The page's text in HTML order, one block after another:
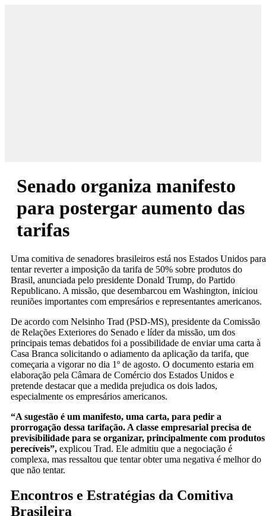
Senado organiza manifesto
para postergar aumento das
tarifas
Uma comitiva de senadores brasileiros está nos Estados Unidos para
tentar reverter a imposição da tarifa de 50% sobre produtos do
Brasil, anunciada pelo presidente Donald Trump, do Partido
Republicano. A missão, que desembarcou em Washington, iniciou
reuniões importantes com empresários e representantes americanos.
De acordo com Nelsinho Trad (PSD-MS), presidente da Comissão
de Relações Exteriores do Senado e líder da missão, um dos
principais temas debatidos foi a possibilidade de enviar uma carta à
Casa Branca solicitando o adiamento da aplicação da tarifa, que
começaria a vigorar no dia 1º de agosto. O documento estaria em
elaboração pela Câmara de Comércio dos Estados Unidos e
pretende destacar que a medida prejudica os dois lados,
especialmente os empresários americanos.
“A sugestão é um manifesto, uma carta, para pedir a
prorrogação dessa tarifação. A classe empresarial precisa de
previsibilidade para se organizar, principalmente com produtos
perecíveis”, explicou Trad. Ele admitiu que a negociação é
complexa, mas ressaltou que tentar obter uma negativa é melhor do
que não tentar.
Encontros e Estratégias da Comitiva
Brasileira